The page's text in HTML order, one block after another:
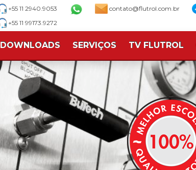
+55 11 2940.9053
+55 11 99173.9272
contato@flutrol.com.br
DOWNLOADS SERVIÇOS TV FLUTROL